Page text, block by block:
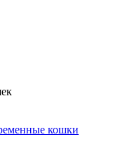
кошки